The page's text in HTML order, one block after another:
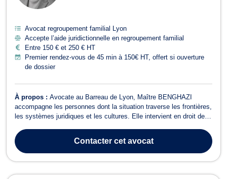
Avocat regroupement familial Lyon
Accepte l’aide juridictionnelle en regroupement familial
Entre 150 € et 250 € HT
Premier rendez-vous de 45 min à 150€ HT, offert si ouverture
de dossier
À propos : Avocate au Barreau de Lyon, Maître BENGHAZI
accompagne les personnes dont la situation traverse les frontières,
les systèmes juridiques et les cultures. Elle intervient en droit de
domaines de compétence: - Droit de l'immigration:
accompagnement des res...
Contactercet avocat